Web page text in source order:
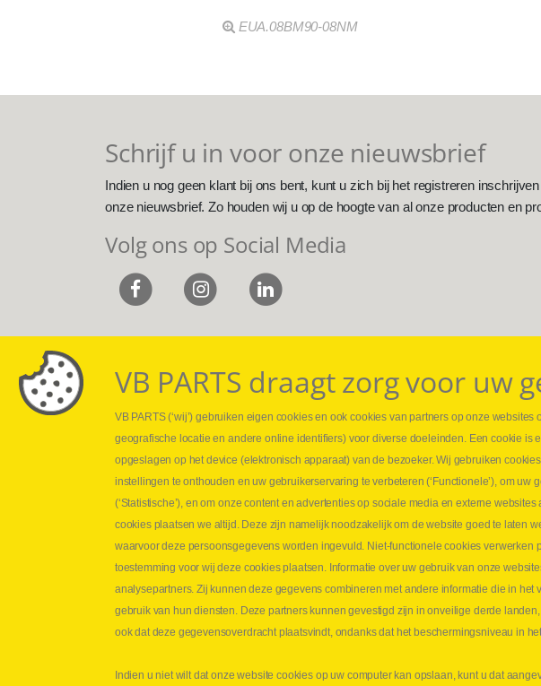
EUA.08BM90-08NM
Schrijf u in voor onze nieuwsbrief
Indien u nog geen klant bij ons bent, kunt u zich bij het registreren
onze nieuwsbrief. Zo houden wij u op de hoogte van al onze producten en
Volg ons op Social Media
Webshop
Nieuws
Jobs
Leveringen
Drukcontrole set
Persmaten
Hydraulische slangen
Contact VB Parts
Abraham Hansstraat 7
B-8800 Roeselare
VB PARTS draagt zorg voor uw
VB PARTS (‘wij’) gebruiken eigen cookies en ook cookies van partners op onze
geografische locatie en andere online identifiers) voor diverse doeleinden. Een cookie is
opgeslagen op het device (elektronisch apparaat) van de bezoeker. Wij gebruiken
instellingen te onthouden en uw gebruikerservaring te verbeteren (‘Functionele’), om
(‘Statistische’), en om onze content en advertenties op sociale media en externe
cookies plaatsen we altijd. Deze zijn namelijk noodzakelijk om de website goed te laten
waarvoor deze persoonsgegevens worden ingevuld. Niet-functionele cookies
toestemming voor wij deze cookies plaatsen. Informatie over uw gebruik van onze
analysepartners. Zij kunnen deze gegevens combineren met andere informatie die in
gebruik van hun diensten. Deze partners kunnen gevestigd zijn in onveilige derde
ook dat deze gegevensoverdracht plaatsvindt, ondanks dat het beschermingsniveau in
Indien u niet wilt dat onze website cookies op uw computer kan opslaan, kunt u dat